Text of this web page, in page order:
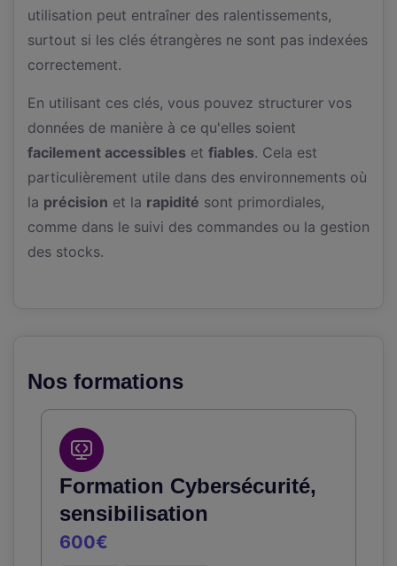
utilisation peut entraîner des ralentissements,
surtout si les clés étrangères ne sont pas indexées
correctement.
En utilisant ces clés, vous pouvez structurer vos
données de manière à ce qu'elles soient
facilement accessibles et fiables. Cela est
particulièrement utile dans des environnements où
la précision et la rapidité sont primordiales,
comme dans le suivi des commandes ou la gestion
des stocks.
Nos formations
Formation Cybersécurité,
sensibilisation
600€